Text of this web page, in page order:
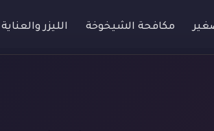
مكافحة الشيخوخة الليزر